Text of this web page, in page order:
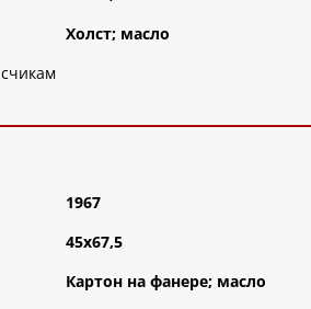
Холст; масло
1967
45х67,5
Картон на фанере; масло